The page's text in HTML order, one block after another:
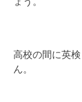
ょう。
高校の間に英
ん。